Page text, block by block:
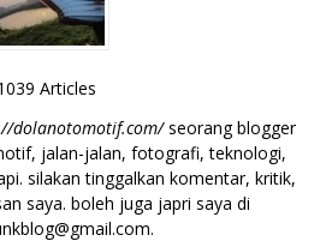
Articles
dolanotomotif.com/seorang blogger
jalan-jalan, fotografi, teknologi,
silakan tinggalkan komentar, kritik,
saya. boleh juga japri saya di
.